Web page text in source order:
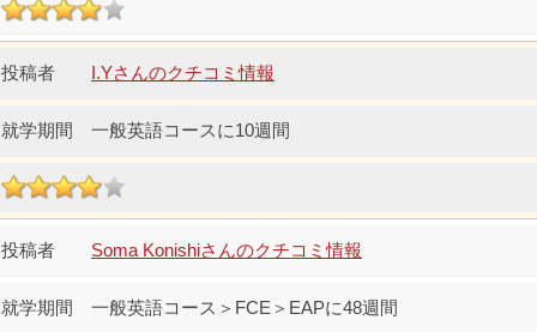
I.Yさんのクチコミ情報
一般英語コースに10週間
Soma Konishiさんのクチコミ情報
一般英語コース＞FCE＞EAPに48週間